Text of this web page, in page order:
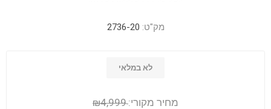
מק"ט: 2736-20
לא במלאי
מחיר מקורי: ₪4,999